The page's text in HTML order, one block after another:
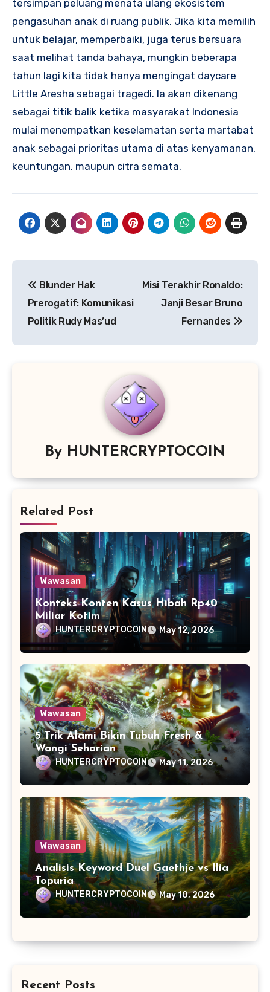
tersimpan peluang menata ulang ekosistem
pengasuhan anak di ruang publik. Jika kita memilih
untuk belajar, memperbaiki, juga terus bersuara
saat melihat tanda bahaya, mungkin beberapa
tahun lagi kita tidak hanya mengingat daycare
Little Aresha sebagai tragedi. Ia akan dikenang
sebagai titik balik ketika masyarakat Indonesia
mulai menempatkan keselamatan serta martabat
anak sebagai prioritas utama di atas kenyamanan,
keuntungan, maupun citra semata.
navigation
Blunder Hak
Prerogatif: Komunikasi
Politik Rudy Mas’ud
Misi Terakhir Ronaldo:
Janji Besar Bruno
Fernandes
By HUNTERCRYPTOCOIN
Related Post
Wawasan
Konteks Konten Kasus Hibah Rp40
Miliar Kotim
HUNTERCRYPTOCOIN May 12, 2026
Wawasan
5 Trik Alami Bikin Tubuh Fresh &
Wangi Seharian
HUNTERCRYPTOCOIN May 11, 2026
Wawasan
Analisis Keyword Duel Gaethje vs Ilia
Topuria
HUNTERCRYPTOCOIN May 10, 2026
Recent Posts